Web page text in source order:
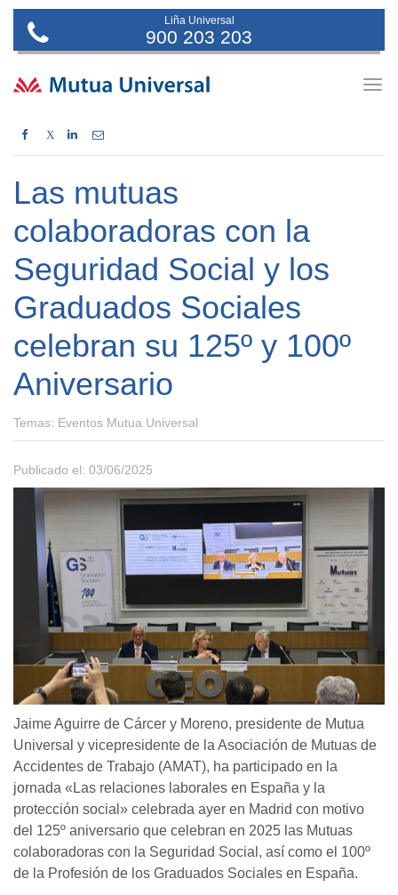
Liña Universal
900 203 203
X
Las mutuas
colaboradoras con la
Seguridad Social y los
Graduados Sociales
celebran su 125º y 100º
Aniversario
Temas: Eventos Mutua Universal
Publicado el: 03/06/2025
Jaime Aguirre de Cárcer y Moreno, presidente de Mutua
Universal y vicepresidente de la Asociación de Mutuas de
Accidentes de Trabajo (AMAT), ha participado en la
jornada «Las relaciones laborales en España y la
protección social» celebrada ayer en Madrid con motivo
del 125º aniversario que celebran en 2025 las Mutuas
colaboradoras con la Seguridad Social, así como el 100º
de la Profesión de los Graduados Sociales en España.